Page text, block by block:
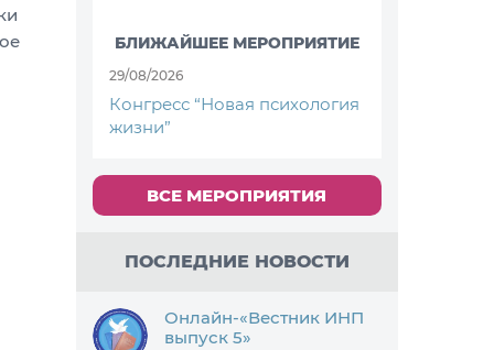
БЛИЖАЙШЕЕ МЕРОПРИЯТИЕ
29/08/2026
Конгресс “Новая психология
жизни”
ВСЕ МЕРОПРИЯТИЯ
ПОСЛЕДНИЕ НОВОСТИ
Онлайн-«Вестник ИНП
выпуск 5»